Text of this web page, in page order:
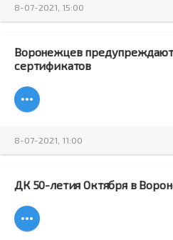
8-07-2021, 15:00
Воронежцев предупреждают
сертификатов
8-07-2021, 11:00
ДК 50-летия Октября в